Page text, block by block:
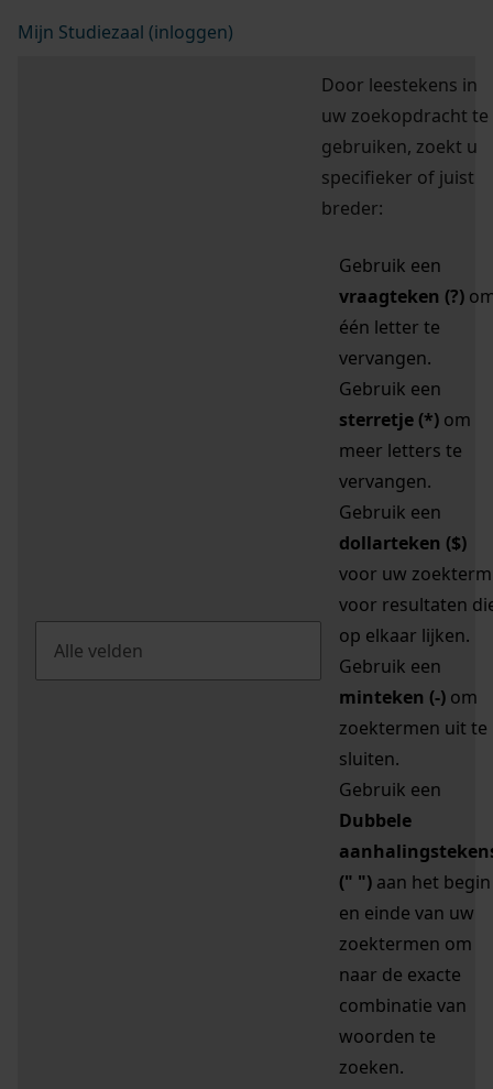
Mijn Studiezaal (inloggen)
Door leestekens in
uw zoekopdracht te
gebruiken, zoekt u
specifieker of juist
breder:
Gebruik een
vraagteken (?)
één letter te
vervangen.
Gebruik een
sterretje (*) om
meer letters te
vervangen.
Gebruik een
dollarteken ($)
voor uw zoekterm
voor resultaten
op elkaar lijken.
Gebruik een
minteken (-) om
zoektermen uit te
sluiten.
Gebruik een
Dubbele
(" ") aan het begin
en einde van uw
zoektermen om
naar de exacte
combinatie van
woorden te
zoeken.